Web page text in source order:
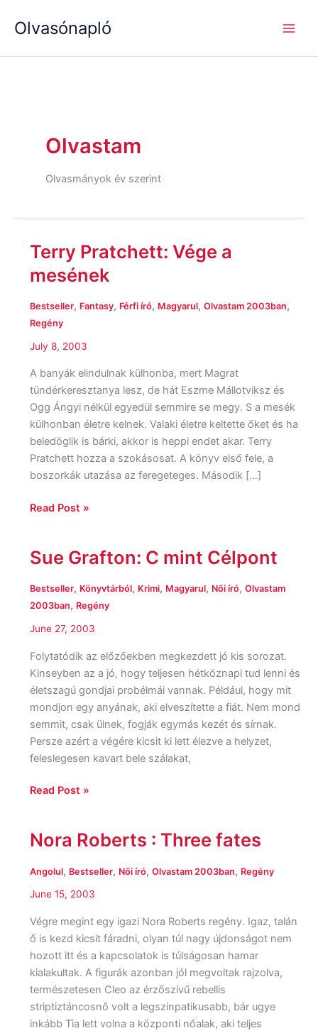
Olvasónapló
Olvastam
Olvasmányok év szerint
Terry Pratchett: Vége a
mesének
Bestseller, Fantasy, Férfi író, Magyarul, Olvastam 2003ban,
Regény
July 8, 2003
A banyák elindulnak külhonba, mert Magrat
tündérkeresztanya lesz, de hát Eszme Mállotviksz és
Ogg Ángyi nélkül egyedül semmire se megy. S a mesék
külhonban életre kelnek. Valaki életre keltette őket és ha
beledöglik is bárki, akkor is heppi endet akar. Terry
Pratchett hozza a szokásosat. A könyv első fele, a
boszorkák utazása az feregeteges. Második […]
Terry
Pratchett:
Vége
mesének
Read Post »
Sue Grafton: C mint Célpont
Bestseller, Könyvtárból, Krimi, Magyarul, Női író, Olvastam
2003ban, Regény
June 27, 2003
Folytatódik az előzőekben megkezdett jó kis sorozat.
Kinseyben az a jó, hogy teljesen hétköznapi tud lenni és
életszagú gondjai probélmái vannak. Például, hogy mit
mondjon egy anyának, aki elveszítette a fiát. Nem mond
semmit, csak ülnek, fogják egymás kezét és sírnak.
Persze azért a végére kicsit ki lett élezve a helyzet,
feleslegesen kavart bele szálakat,
Sue
C
mint
Read Post »
Nora Roberts : Three fates
Angolul, Bestseller, Női író, Olvastam 2003ban, Regény
June 15, 2003
Végre megint egy igazi Nora Roberts regény. Igaz, talán
ő is kezd kicsit fáradni, olyan túl nagy újdonságot nem
hozott itt és a kapcsolatok is túlságosan hamar
kialakultak. A figurák azonban jól megvoltak rajzolva,
természetesen Cleo az érzőszívű rebellis
striptiztáncosnő volt a legszinpatikusabb, bár ugye
inkább Tia lett volna a központi nőalak, aki teljes
Nora
:
e
a
é
g
é
g